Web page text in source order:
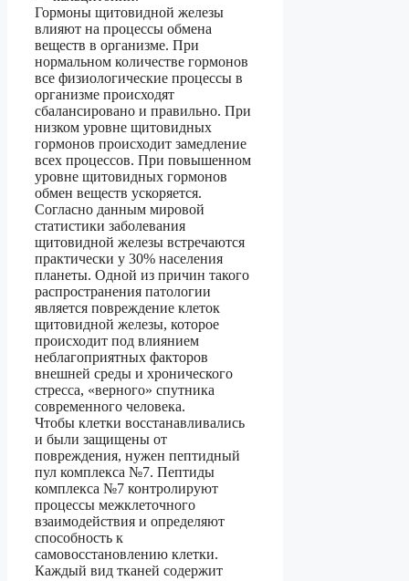
Гормоны щитовидной железы
влияют на процессы обмена
веществ в организме. При
нормальном количестве гормонов
все физиологические процессы в
организме происходят
сбалансировано и правильно. При
низком уровне щитовидных
гормонов происходит замедление
всех процессов. При повышенном
уровне щитовидных гормонов
обмен веществ ускоряется.
Согласно данным мировой
статистики заболевания
щитовидной железы встречаются
практически у 30% населения
планеты. Одной из причин такого
распространения патологии
является повреждение клеток
щитовидной железы, которое
происходит под влиянием
неблагоприятных факторов
внешней среды и хронического
стресса, «верного» спутника
современного человека.
Чтобы клетки восстанавливались
и были защищены от
повреждения, нужен пептидный
пул комплекса №7. Пептиды
комплекса №7 контролируют
процессы межклеточного
взаимодействия и определяют
способность к
самовосстановлению клетки.
Каждый вид тканей содержит